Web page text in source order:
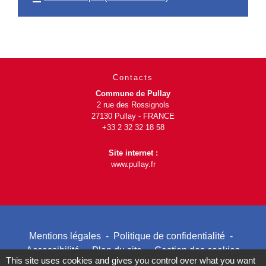
Contacts
Commune de Pullay
2 rue des Rossignols
27130 Pullay - FRANCE
+33 2 32 32 18 58
Site internet :
www.pullay.fr
Mentions légales - Politique de confidentialité -
Accessibilité - Plan du site - Gestion des cookies
This site uses cookies and gives you control over what you want